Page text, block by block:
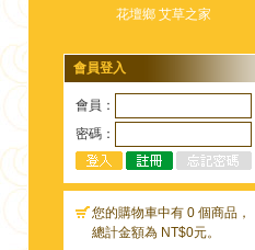
花壇鄉 艾草之家
會員登入
會員：
密碼：
您的購物車中有 0 個商品，
總計金額為 NT$0元。